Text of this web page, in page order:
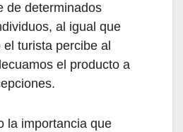
de determinados
al igual que
turista percibe al
el producto a
la importancia que